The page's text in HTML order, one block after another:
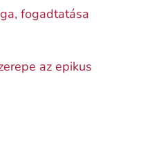
fogadtatása
az epikus